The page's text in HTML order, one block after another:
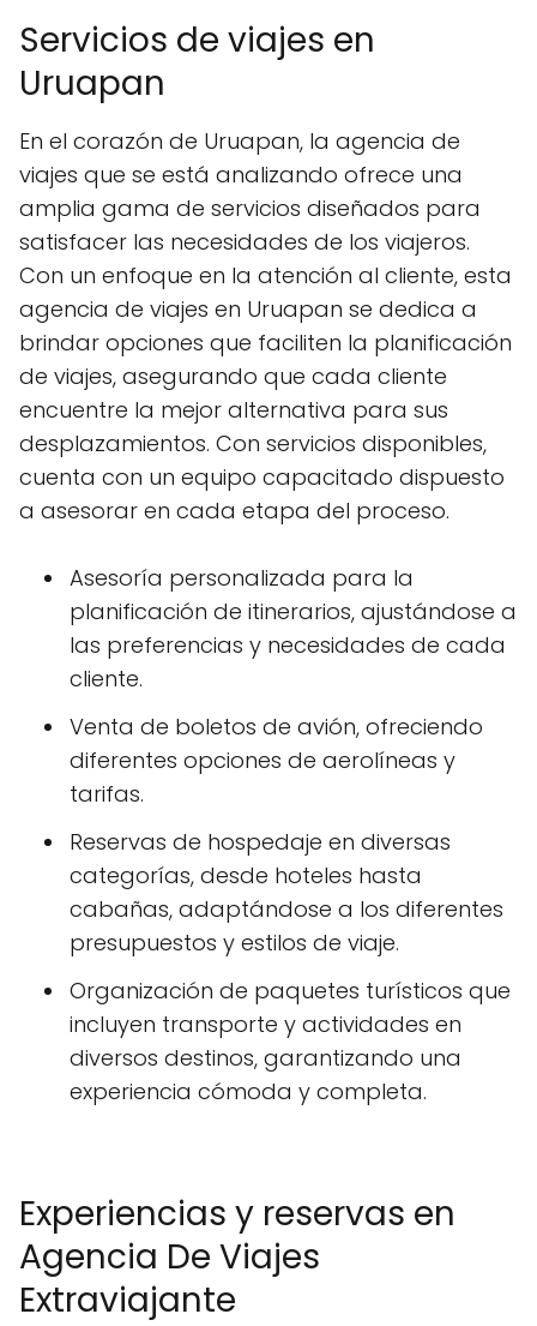
Servicios de viajes en
Uruapan
En el corazón de Uruapan, la agencia de
viajes que se está analizando ofrece una
amplia gama de servicios diseñados para
satisfacer las necesidades de los viajeros.
Con un enfoque en la atención al cliente, esta
agencia de viajes en Uruapan se dedica a
brindar opciones que faciliten la planificación
de viajes, asegurando que cada cliente
encuentre la mejor alternativa para sus
desplazamientos. Con servicios disponibles,
cuenta con un equipo capacitado dispuesto
a asesorar en cada etapa del proceso.
Asesoría personalizada para la
planificación de itinerarios, ajustándose a
las preferencias y necesidades de cada
cliente.
Venta de boletos de avión, ofreciendo
diferentes opciones de aerolíneas y
tarifas.
Reservas de hospedaje en diversas
categorías, desde hoteles hasta
cabañas, adaptándose a los diferentes
presupuestos y estilos de viaje.
Organización de paquetes turísticos que
incluyen transporte y actividades en
diversos destinos, garantizando una
experiencia cómoda y completa.
Experiencias y reservas en
Agencia De Viajes
Extraviajante